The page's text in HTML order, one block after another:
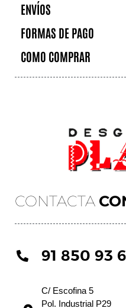
CONTACTA
91 850 93
C/ Escofina 5
Pol. Industrial P29
ENVÍOS
FORMAS DE PAGO
COMO COMPRAR